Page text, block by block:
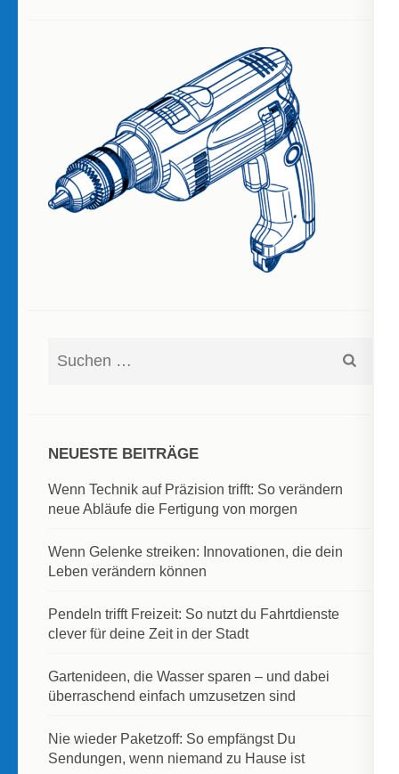
NEUESTE BEITRÄGE
Wenn Technik auf Präzision trifft: So verändern
neue Abläufe die Fertigung von morgen
Wenn Gelenke streiken: Innovationen, die dein
Leben verändern können
Pendeln trifft Freizeit: So nutzt du Fahrtdienste
clever für deine Zeit in der Stadt
Gartenideen, die Wasser sparen – und dabei
überraschend einfach umzusetzen sind
Nie wieder Paketzoff: So empfängst Du
Sendungen, wenn niemand zu Hause ist